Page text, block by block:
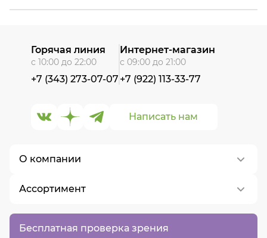
Бесплатная проверка зрения
О компании
О нас
Контакты
Вакансии
Ассортимент
Написать нам
Горячая линия
с 10:00 до 22:00
+7 (343) 273-07-07
Интернет-магазин
с 09:00 до 21:00
+7 (922) 113-33-77